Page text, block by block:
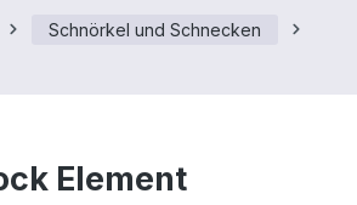
Schnörkel und Schnecken
Element